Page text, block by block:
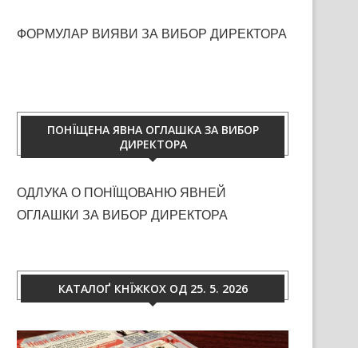
ФОРМУЛАР ВИЯВИ ЗА ВИБОР ДИРЕКТОРА
ПОНЇЩЕНА ЯВНА ОГЛАШКА ЗА ВИБОР
ДИРЕКТОРА
ОДЛУКА О ПОНЇЩОВАНЮ ЯВНЕЙ
ОГЛАШКИ ЗА ВИБОР ДИРЕКТОРА
КАТАЛОҐ КНЇЖКОХ ОД 25. 5. 2026